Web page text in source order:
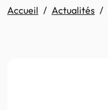
Accueil Actualités